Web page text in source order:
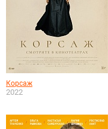
Корсаж
2022